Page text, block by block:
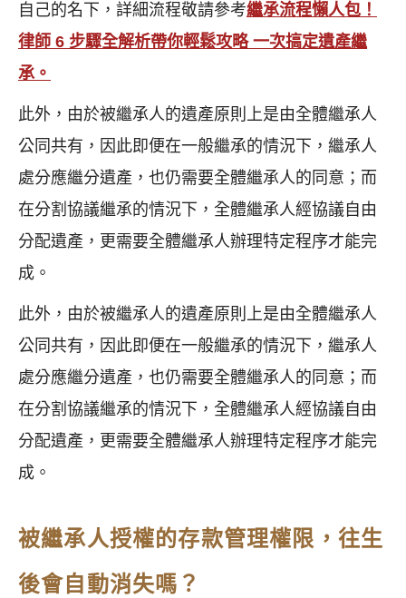
自己的名下，詳細流程敬請參考繼承流程懶人包！
律師 6 步驟全解析帶你輕鬆攻略 一次搞定遺產繼
承。
此外，由於被繼承人的遺產原則上是由全體繼承人
公同共有，因此即便在一般繼承的情況下，繼承人
處分應繼分遺產，也仍需要全體繼承人的同意；而
在分割協議繼承的情況下，全體繼承人經協議自由
分配遺產，更需要全體繼承人辦理特定程序才能完
成。
此外，由於被繼承人的遺產原則上是由全體繼承人
公同共有，因此即便在一般繼承的情況下，繼承人
處分應繼分遺產，也仍需要全體繼承人的同意；而
在分割協議繼承的情況下，全體繼承人經協議自由
分配遺產，更需要全體繼承人辦理特定程序才能完
成。
被繼承人授權的存款管理權限，往生
後會自動消失嗎？